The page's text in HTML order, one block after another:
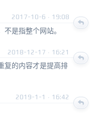
2017-10-6 · 19:08
是指整个网站。
2018-12-17 · 16:21
复的内容才是提高排
2019-1-1 · 16:42